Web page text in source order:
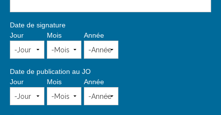
Date de signature
Jour
Mois Année
Date de publication au JO
Jour
Mois Année